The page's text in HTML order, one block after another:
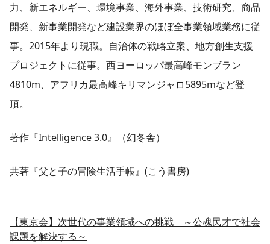
力、新エネルギー、環境事業、海外事業、技術研究、商品
開発、新事業開発など建設業界のほぼ全事業領域業務に従
事。2015年より現職。自治体の戦略立案、地方創生支援
プロジェクトに従事。西ヨーロッパ最高峰モンブラン
4810m、アフリカ最高峰キリマンジャロ5895mなど登
頂。
著作『Intelligence 3.0』（幻冬舎）
共著『父と子の冒険生活手帳』(こう書房)
【東京会】次世代の事業領域への挑戦 ～公魂民才で社会
課題を解決する～